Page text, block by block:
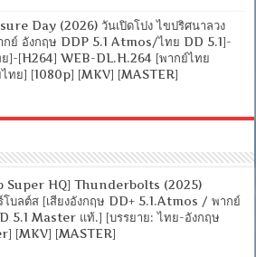
Day (2026) วันเปิดโปง ไขปริศนาลวง
กย์ อังกฤษ DDP 5.1 Atmos/ไทย DD 5.1]-
]-[H264] WEB-DL.H.264 [พากย์ไทย
ไทย] [1080p] [MKV] [MASTER]
Super HQ] Thunderbolts (2025)
โบลต์ส [เสียงอังกฤษ DD+ 5.1.Atmos / พากย์
5.1 Master แท้.] [บรรยาย: ไทย-อังกฤษ
[MKV] [MASTER]